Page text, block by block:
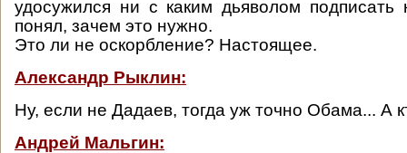
удосужился ни с каким дьяволом подписать
понял, зачем это нужно.
Это ли не оскорбление? Настоящее.
Александр Рыклин:
Ну, если не Дадаев, тогда уж точно Обама... А
Андрей Мальгин: